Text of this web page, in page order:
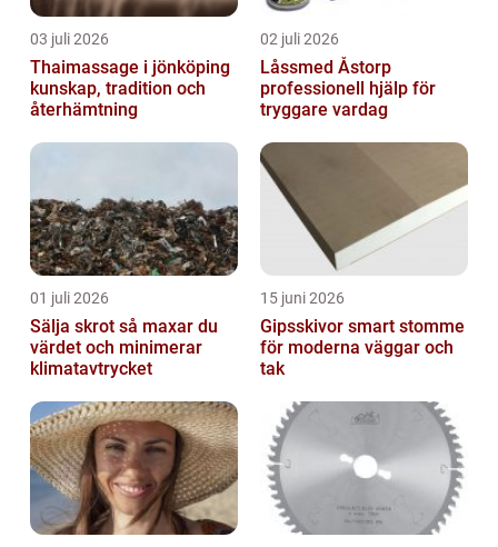
03 juli 2026
Thaimassage i jönköping
kunskap, tradition och
återhämtning
02 juli 2026
Låssmed Åstorp
professionell hjälp för
tryggare vardag
01 juli 2026
Sälja skrot så maxar du
värdet och minimerar
klimatavtrycket
15 juni 2026
Gipsskivor smart stomme
för moderna väggar och
tak